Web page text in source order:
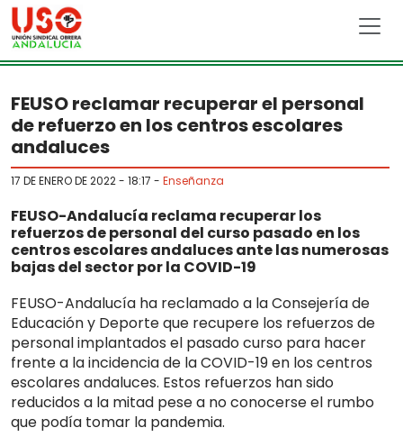
Skip to main content
FEUSO reclamar recuperar el personal
de refuerzo en los centros escolares
andaluces
17 DE ENERO DE 2022 - 18:17 - Enseñanza
FEUSO-Andalucía reclama recuperar los
refuerzos de personal del curso pasado en los
centros escolares andaluces ante las numerosas
bajas del sector por la COVID-19
FEUSO-Andalucía ha reclamado a la Consejería de
Educación y Deporte que recupere los refuerzos de
personal implantados el pasado curso para hacer
frente a la incidencia de la COVID-19 en los centros
escolares andaluces. Estos refuerzos han sido
reducidos a la mitad pese a no conocerse el rumbo
que podía tomar la pandemia.